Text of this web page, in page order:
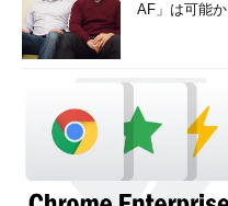
AF」は可能か